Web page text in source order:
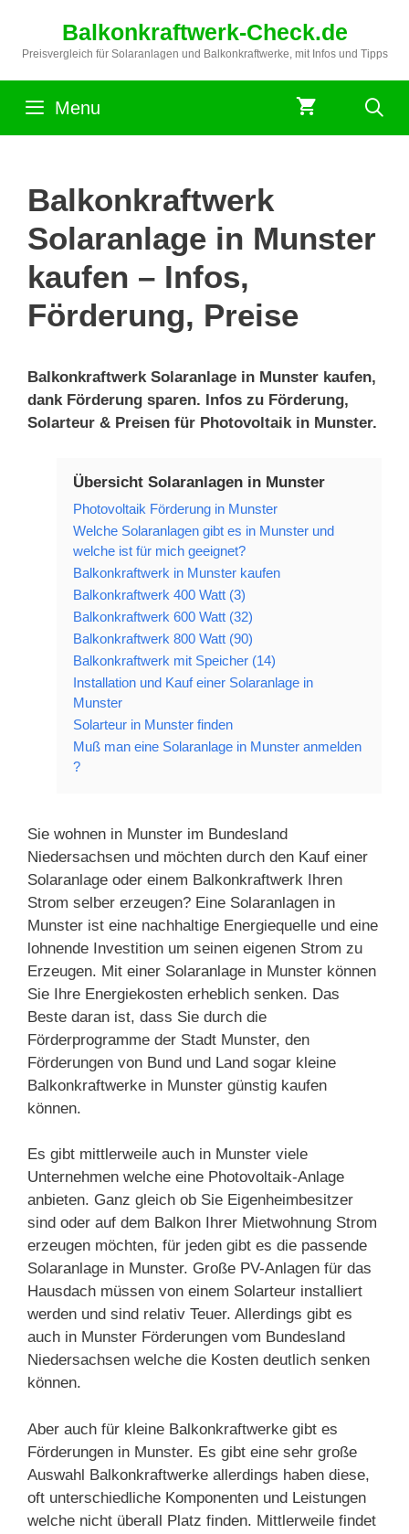
springen
Balkonkraftwerk-Check.de
Preisvergleich für Solaranlagen und Balkonkraftwerke, mit Infos und Tipps
Menu
Balkonkraftwerk
Solaranlage in Munster
kaufen – Infos,
Förderung, Preise
Balkonkraftwerk Solaranlage in Munster kaufen,
dank Förderung sparen. Infos zu Förderung,
Solarteur & Preisen für Photovoltaik in Munster.
Übersicht Solaranlagen in Munster
Photovoltaik Förderung in Munster
Welche Solaranlagen gibt es in Munster und
welche ist für mich geeignet?
Balkonkraftwerk in Munster kaufen
Balkonkraftwerk 400 Watt (3)
Balkonkraftwerk 600 Watt (32)
Balkonkraftwerk 800 Watt (90)
Balkonkraftwerk mit Speicher (14)
Installation und Kauf einer Solaranlage in
Munster
Solarteur in Munster finden
Muß man eine Solaranlage in Munster anmelden
?
Sie wohnen in Munster im Bundesland
Niedersachsen und möchten durch den Kauf einer
Solaranlage oder einem Balkonkraftwerk Ihren
Strom selber erzeugen? Eine Solaranlagen in
Munster ist eine nachhaltige Energiequelle und eine
lohnende Investition um seinen eigenen Strom zu
Erzeugen. Mit einer Solaranlage in Munster können
Sie Ihre Energiekosten erheblich senken. Das
Beste daran ist, dass Sie durch die
Förderprogramme der Stadt Munster, den
Förderungen von Bund und Land sogar kleine
Balkonkraftwerke in Munster günstig kaufen
können.
Es gibt mittlerweile auch in Munster viele
Unternehmen welche eine Photovoltaik-Anlage
anbieten. Ganz gleich ob Sie Eigenheimbesitzer
sind oder auf dem Balkon Ihrer Mietwohnung Strom
erzeugen möchten, für jeden gibt es die passende
Solaranlage in Munster. Große PV-Anlagen für das
Hausdach müssen von einem Solarteur installiert
werden und sind relativ Teuer. Allerdings gibt es
auch in Munster Förderungen vom Bundesland
Niedersachsen welche die Kosten deutlich senken
können.
Aber auch für kleine Balkonkraftwerke gibt es
Förderungen in Munster. Es gibt eine sehr große
Auswahl Balkonkraftwerke allerdings haben diese,
oft unterschiedliche Komponenten und Leistungen
welche nicht überall Platz finden. Mittlerweile findet